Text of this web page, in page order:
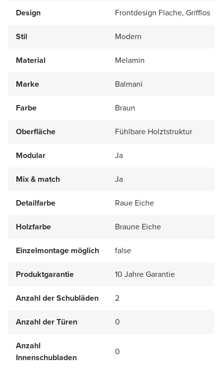
Design Frontdesign Flache, Grifflos
Stil Modern
Material Melamin
Marke Balmani
Farbe Braun
Oberfläche Fühlbare Holztstruktur
Modular Ja
Mix & match Ja
Detailfarbe Raue Eiche
Holzfarbe Braune Eiche
Einzelmontage möglich false
Produktgarantie 10 Jahre Garantie
Anzahl der Schubläden 2
Anzahl der Türen 0
Anzahl
Innenschubladen
0